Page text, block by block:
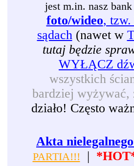
jest m.in. nasz
foto/wideo,
sądach(nawet w
tutaj będzie
WYŁĄCZ
wszystkich
bardziej wyżywać,
działo! Często
Akta
PARTIA!!! |